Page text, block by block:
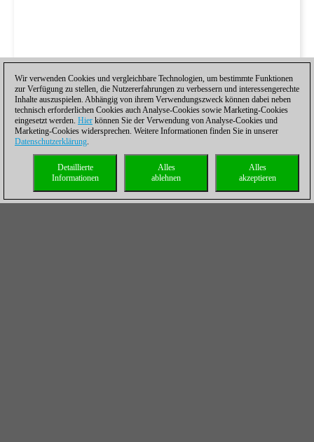
Wir verwenden Cookies und vergleichbare Technologien, um bestimmte Funktionen
zur Verfügung zu stellen, die Nutzererfahrungen zu verbessern und interessengerechte
Inhalte auszuspielen. Abhängig von ihrem Verwendungszweck können dabei neben
technisch erforderlichen Cookies auch Analyse-Cookies sowie Marketing-Cookies
eingesetzt werden. Hier können Sie der Verwendung von Analyse-Cookies und
Marketing-Cookies widersprechen. Weitere Informationen finden Sie in unserer
Datenschutzerklärung.
Alles
akzeptieren
Alles
ablehnen
Detaillierte
Informationen